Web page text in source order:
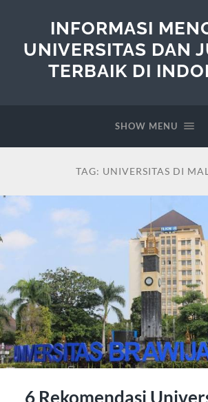
INFORMASI
UNIVERSITAS DAN
TERBAIK DI
SHOW MENU
TAG: UNIVERSITAS DI
6 Rekomendasi